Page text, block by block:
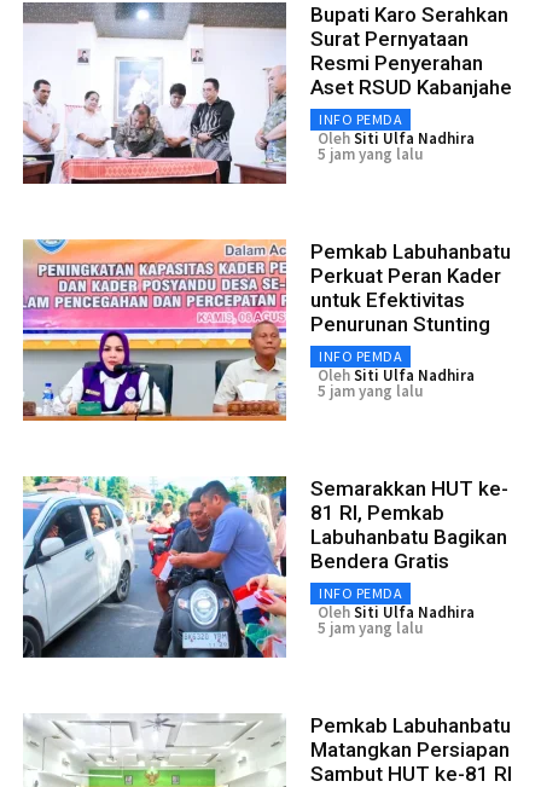
Bupati Karo Serahkan
Surat Pernyataan
Resmi Penyerahan
Aset RSUD Kabanjahe
INFO PEMDA
OlehSiti Ulfa Nadhira
5 jam yang lalu
Pemkab Labuhanbatu
Perkuat Peran Kader
untuk Efektivitas
Penurunan Stunting
INFO PEMDA
OlehSiti Ulfa Nadhira
5 jam yang lalu
Semarakkan HUT ke-
81 RI, Pemkab
Labuhanbatu Bagikan
Bendera Gratis
INFO PEMDA
OlehSiti Ulfa Nadhira
5 jam yang lalu
Pemkab Labuhanbatu
Matangkan Persiapan
Sambut HUT ke-81 RI